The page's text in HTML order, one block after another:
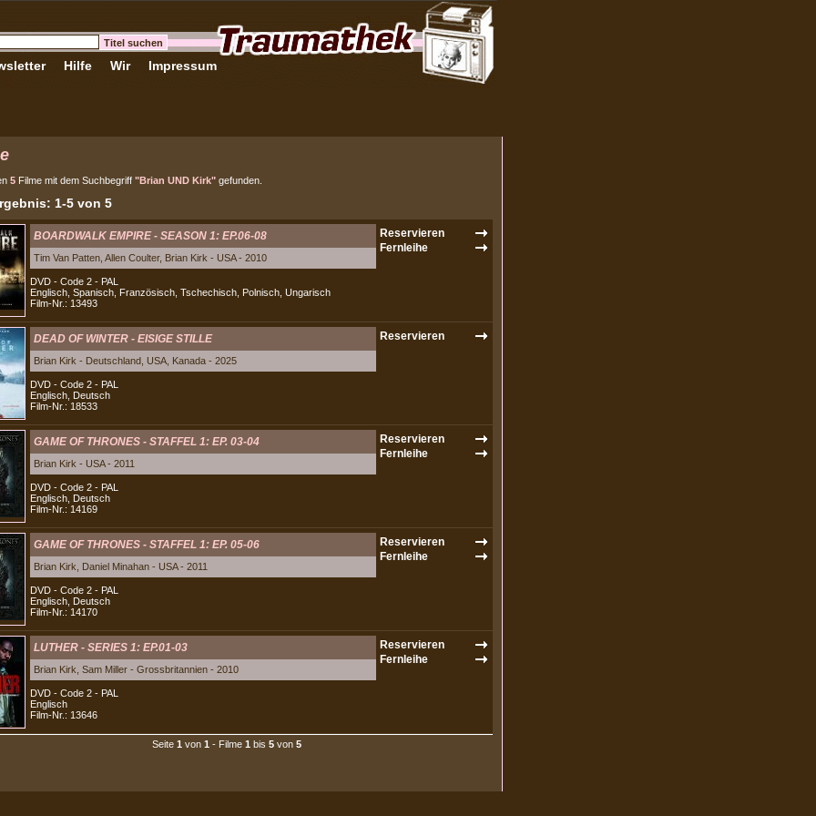
Hilfe Wir Impressum
5 Filme mit dem Suchbegriff "Brian UND Kirk" gefunden.
1-5 von 5
BOARDWALK EMPIRE - SEASON 1: EP.06-08
Tim Van Patten, Allen Coulter, Brian Kirk - USA - 2010
DVD - Code 2 - PAL
Englisch, Spanisch, Französisch, Tschechisch, Polnisch, Ungarisch
Film-Nr.: 13493
DEAD OF WINTER - EISIGE STILLE
Brian Kirk - Deutschland, USA, Kanada - 2025
DVD - Code 2 - PAL
Englisch, Deutsch
Film-Nr.: 18533
GAME OF THRONES - STAFFEL 1: EP. 03-04
Brian Kirk - USA - 2011
DVD - Code 2 - PAL
Englisch, Deutsch
Film-Nr.: 14169
GAME OF THRONES - STAFFEL 1: EP. 05-06
Brian Kirk, Daniel Minahan - USA - 2011
DVD - Code 2 - PAL
Englisch, Deutsch
Film-Nr.: 14170
LUTHER - SERIES 1: EP.01-03
Brian Kirk, Sam Miller - Grossbritannien - 2010
DVD - Code 2 - PAL
Englisch
Film-Nr.: 13646
Seite 1 von 1 - Filme 1 bis 5von 5